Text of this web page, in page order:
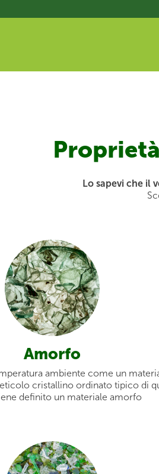
Lo sapevi che il
Amorfo
ambiente come un
cristallino ordinato tipico di
definito un materiale amorfo